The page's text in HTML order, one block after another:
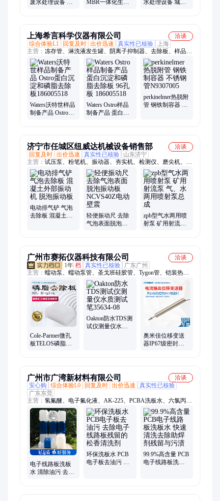
废水处理设备 斜
MBR一体化生活
水处理设备 城镇
上海希言科学仪器有限公司
洽谈
综合体验L1
回复及时 出价迅速 真实性已核验
上海
主营： 冻存管、淋洗液发生罐、阴离子抑制器、去除板、样品
瓶、试剂槽、色谱柱、离子色谱柱、细胞过滤器
Waters沃特世样品
制备产品 Ostro蛋
Waters Ostro样品
制备产品 蛋白沉
perkinelmer热脱附
管 钢铁制容器 不
济宁市任城区纽威达机械设备销售部
洽谈
回复及时 出价迅速 真实性已核验
山东济宁
主营： 试压泵、粉笔机、振动器、夯实机、检测仪、磨尖机、背
栓打孔机、型材切割机、折弯机、钢轨钻孔机、弯花机、轧尖
机、皮带切割机、气动砸号机、输送带剥皮机、手动弯管机、起
道机、千斤顶、混凝土振动铲、电动起层器、高速圆钢套丝机、
液压弯道器、钢丝绳芯输送带切割机、耦合器拉马
电动排气铲 气泡
去除板 混凝土外
轻便振动尺 去除
气泡表面脱泡振
zpb型气水两用喷
射泵 矿用射流泵
广州市赛拓仪器科技有限公司
洽谈
1年 档 真实性已核验
广东广州
主营： 蠕动泵、蠕动泵管、圣戈班硅胶管、Tygon管、铠装热电
偶、OMEGA热电偶、OMEGA热电偶线、OMEGA热电阻、
OMEGA流量计、Nasco无菌采样袋、差压表、湿度传感器、温
度传感器、POTTER喷雾塔、实验室摇床、PCR热循环仪、分光
光度计、超声细胞破碎仪、粘度管、样品瓶、烘箱、高速离心
机、冷冻干燥机、研磨仪、匀浆机
Cole-Parmer微孔
板TELOS磷脂去
Oakton防水TDS测
试仪测量仪水质
奥米佳位移变送
器IP67级密封
广州市广湾新材料有限公司
洽谈
安心购
综合体验L0 回复及时 出价迅速
真实性已核验
广东东莞
主营： 氢氟醚、电子氟化液、AK-225、PCBA洗板水、六氯丙烯
二聚体、六氟丙烯三聚体、3M电子氟化液、HFC-365mfc、环保
清洗剂、碳氢清洗剂、马达转子清洗剂、防锈清洗剂、微电机转
子清洗剂、干洗油、粉末冶金清洗剂、工业清洗剂、电子清洗
剂、医疗器械清洗剂、HCFC-141b、正溴丙烷、甲基吡咯烷酮、
无水乙醇、异丙醇、成品油、甲醇乙醇汽油
电子线路板洗板
水 清除油污 去除
环保洗板水 PCB
电子板去油污 去
99.9%高含量 PCB
电子线路板洗板